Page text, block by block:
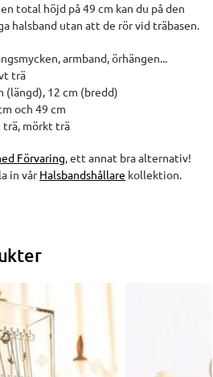
total höjd på 49 cm kan du på den
halsband utan att de rör vid träbasen.
armband, örhängen...
trä
(längd), 12 cm (bredd)
och 49 cm
trä, mörkt trä
Förvaring, ett annat bra alternativ!
in vårHalsbandshållare kollektion.